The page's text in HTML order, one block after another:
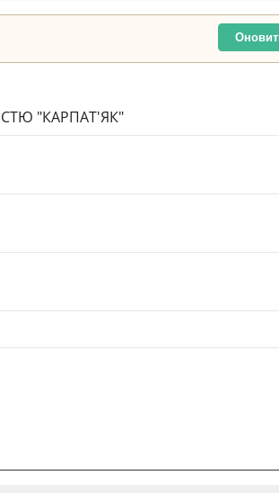
"КАРПАТ'ЯК"